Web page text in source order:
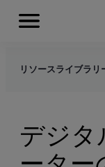
Skip to content
Menu
リソースライブラリ
デジタ